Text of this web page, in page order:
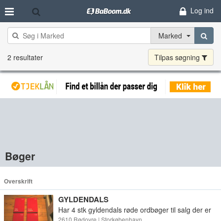
Log ind
Marked
2 resultater Tilpas søgning
Bøger
Overskrift
GYLDENDALS
Har 4 stk gyldendals røde ordbøger til salg der er
2610 Rødovre | Storkøbenhavn